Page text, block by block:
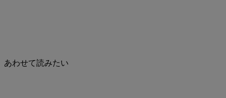
あわせて読みたい